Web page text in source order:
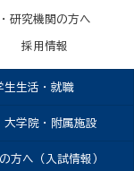
研究機関の方へ
採用情報
生生活・就職
大学院・附属施設
方へ（入試情報）